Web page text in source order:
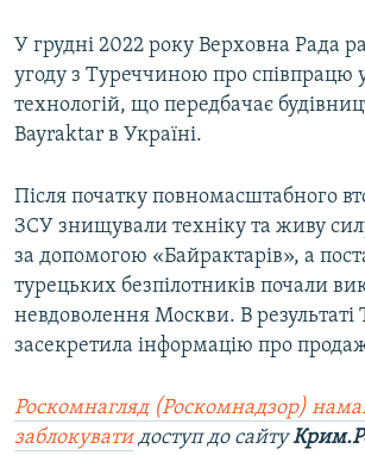
У грудні 2022 року Верховна Рада
угоду з Туреччиною про співпрацю
технологій, що передбачає
Bayraktar в Україні.
Після початку повномасштабного
ЗСУ знищували техніку та живу
за допомогою «Байрактарів», а
турецьких безпілотників почали
невдоволення Москви. В результаті
засекретила інформацію про
Роскомнагляд (Роскомнадзор)
заблокуватидоступ до сайту